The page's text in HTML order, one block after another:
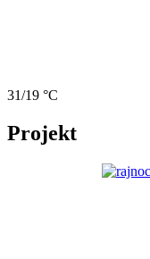
31/19 °C
Projekt